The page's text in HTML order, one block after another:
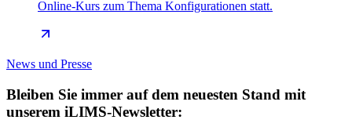
Online-Kurs zum Thema Konfigurationen statt.
News und Presse
Bleiben Sie immer auf dem neuesten Stand mit
unserem iLIMS-Newsletter: